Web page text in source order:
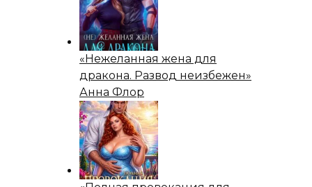
«Нежеланная жена для
дракона. Развод неизбежен»
Анна Флор